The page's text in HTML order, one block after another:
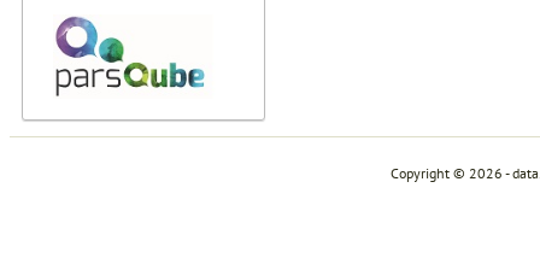
Copyright © 2026 -